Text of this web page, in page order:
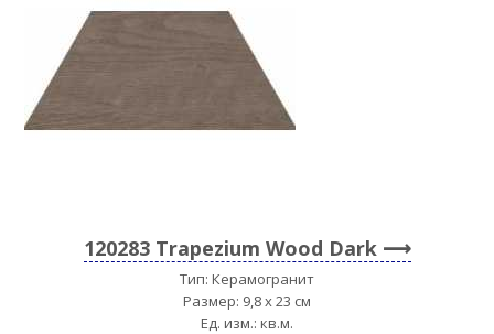
120283 Trapezium Wood Dark
Тип: Керамогранит
Размер: 9,8 x 23 см
Ед. изм.: кв.м.